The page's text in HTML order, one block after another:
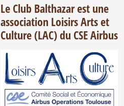
Le Club Balthazar est une
association Loisirs Arts et
Culture (LAC) du CSE Airbus